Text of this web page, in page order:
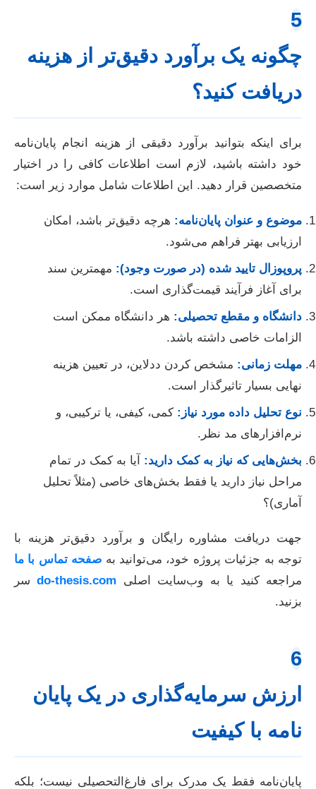
5
چگونه یک برآورد دقیق‌تر از هزینه
دریافت کنید؟
برای اینکه بتوانید برآورد دقیقی از هزینه انجام پایان‌نامه
خود داشته باشید، لازم است اطلاعات کافی را در اختیار
متخصصین قرار دهید. این اطلاعات شامل موارد زیر است:
موضوع و عنوان پایان‌نامه: هرچه دقیق‌تر باشد، امکان
ارزیابی بهتر فراهم می‌شود.
پروپوزال تایید شده (در صورت وجود): مهمترین سند
برای آغاز فرآیند قیمت‌گذاری است.
دانشگاه و مقطع تحصیلی: هر دانشگاه ممکن است
الزامات خاصی داشته باشد.
مهلت زمانی: مشخص کردن ددلاین، در تعیین هزینه
نهایی بسیار تاثیرگذار است.
نوع تحلیل داده مورد نیاز: کمی، کیفی، یا ترکیبی، و
نرم‌افزارهای مد نظر.
بخش‌هایی که نیاز به کمک دارید: آیا به کمک در تمام
مراحل نیاز دارید یا فقط بخش‌های خاصی (مثلاً تحلیل
آماری)؟
جهت دریافت مشاوره رایگان و برآورد دقیق‌تر هزینه با
توجه به جزئیات پروژه خود، می‌توانید به صفحه تماس با ما
مراجعه کنید یا به وب‌سایت اصلی do-thesis.comسر
بزنید.
6
ارزش سرمایه‌گذاری در یک پایان
نامه با کیفیت
پایان‌نامه فقط یک مدرک برای فارغ‌التحصیلی نیست؛ بلکه